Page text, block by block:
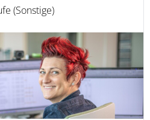
(Sonstige)